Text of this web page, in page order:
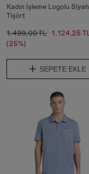
Kadın İşleme Logolu Siyah
Tişört
1.499,00 TL 1.124,25 TL
(25%)
SEPETE EKLE